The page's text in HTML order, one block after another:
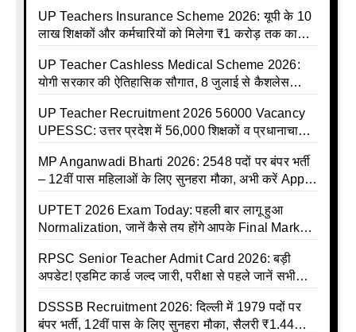
UP Teachers Insurance Scheme 2026: यूपी के 10
लाख शिक्षकों और कर्मचारियों को मिलेगा ₹1 करोड़ तक का
UP Teacher Cashless Medical Scheme 2026:
योगी सरकार की ऐतिहासिक सौगात, 8 जुलाई से कैशलेस
UP Teacher Recruitment 2026 56000 Vacancy
UPESSC: उत्तर प्रदेश में 56,000 शिक्षकों व प्रधानाचार्यों
MP Anganwadi Bharti 2026: 2548 पदों पर बंपर भर्ती
– 12वीं पास महिलाओं के लिए सुनहरा मौका, अभी करें Apply
UPTET 2026 Exam Today: पहली बार लागू हुआ
Normalization, जानें कैसे तय होंगे आपके Final Marks
RPSC Senior Teacher Admit Card 2026: बड़ी
अपडेट! एडमिट कार्ड जल्द जारी, परीक्षा से पहले जानें सभी
DSSSB Recruitment 2026: दिल्ली में 1979 पदों पर
बंपर भर्ती, 12वीं पास के लिए सुनहरा मौका, सैलरी ₹1.44